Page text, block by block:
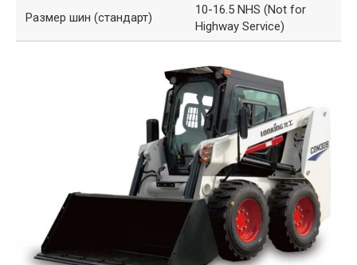
Размер шин (стандарт)
10-16.5 NHS (Not for
Highway Service)